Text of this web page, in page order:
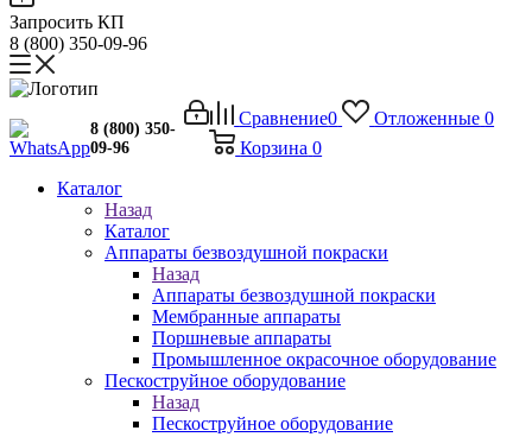
Запросить КП
8 (800) 350-09-96
Сравнение0 Отложенные 0
Корзина 0
8 (800) 350-
09-96
Каталог
Назад
Каталог
Аппараты безвоздушной покраски
Назад
Аппараты безвоздушной покраски
Мембранные аппараты
Поршневые аппараты
Промышленное окрасочное оборудование
Пескоструйное оборудование
Назад
Пескоструйное оборудование